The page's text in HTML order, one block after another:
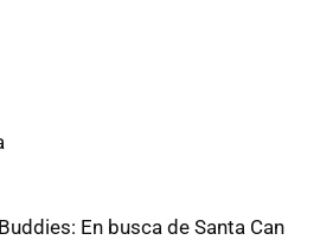
En busca de Santa Can